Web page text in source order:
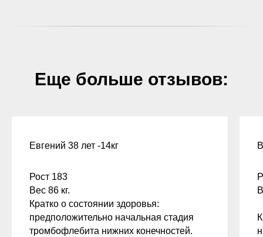
Еще больше отзывов:
Евгений 38 лет -14кг
Рост 183
Вес 86 кг.
Кратко о состоянии здоровья:
предположительно начальная стадия
тромбофлебита нижних конечностей.